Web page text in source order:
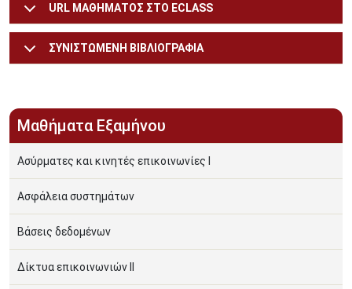
URL ΜΑΘΗΜΑΤΟΣ ΣΤΟ ECLASS
ΣΥΝΙΣΤΩΜΕΝΗ ΒΙΒΛΙΟΓΡΑΦΙΑ
Μαθήματα Εξαμήνου
Ασύρματες και κινητές επικοινωνίες I
Ασφάλεια συστημάτων
Βάσεις δεδομένων
Δίκτυα επικοινωνιών II